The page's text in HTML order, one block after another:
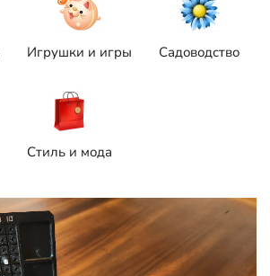
Игрушки и игры Садоводство
Стиль и мода